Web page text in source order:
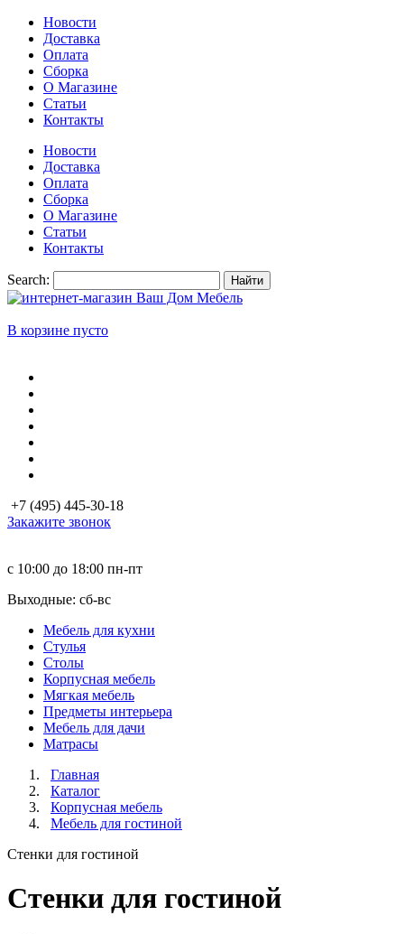
Новости
Доставка
Оплата
Сборка
О Магазине
Статьи
Контакты
Новости
Доставка
Оплата
Сборка
О Магазине
Статьи
Контакты
Search: Найти
В корзине пусто
+7 (495) 445-30-18
Закажите звонок
с 10:00 до 18:00 пн-пт
Выходные: сб-вc
Мебель для кухни
Стулья
Столы
Корпусная мебель
Мягкая мебель
Предметы интерьера
Мебель для дачи
Матраcы
Главная
Каталог
Корпусная мебель
Мебель для гостиной
Стенки для гостиной
Стенки для гостиной